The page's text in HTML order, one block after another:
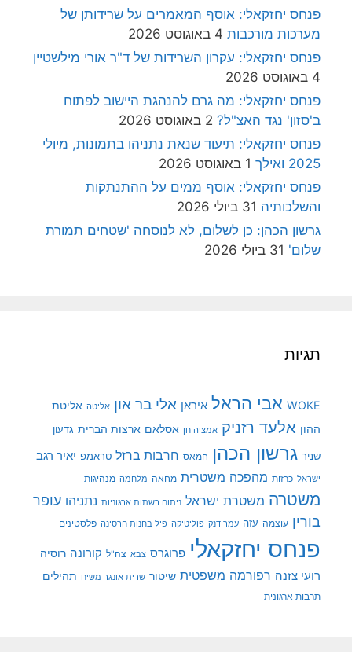
פנחס יחזקאלי: אוסף המאמרים על שרידותן של
מערכות מורכבות 4 באוגוסט 2026
פנחס יחזקאלי: עקרון השרידות של ד"ר אורי מילשטיין
4 באוגוסט 2026
פנחס יחזקאלי: מה גרם להנהגת היישוב לפתוח
ב'סזון' נגד האצ"ל? 2 באוגוסט 2026
פנחס יחזקאלי: תיעוד שנאת נתניהו בתמונות, מיולי
2025 ואילך
1 באוגוסט 2026
פנחס יחזקאלי: אוסף ממים על ההתנתקות
והשלכותיה 31 ביולי 2026
גרשון הכהן: כן לשלום, לא לנוסחה 'שטחים תמורת
שלום' 31 ביולי 2026
תגיות
WOKE אבי הראל איראן אלי בר און אליטה אליטת
ההון אלעד רזניק אמציה חן אסלאם ארצות הברית גדעון
שניר גרשון הכהן חמאס חרבות ברזל טראמפ יאיר רגב
ישראל כרזות מהפכה משטרית מחאה מלחמה מנהיגות
משטרה משטרת ישראל ניתוח רשתות ארגוניות נתניהו עופר
בורין עוצמה עזה עמר דנק פוליטיקה פיל בחנות חרסינה פלסטינים
פנחס יחזקאלי פרוגרס צבא צה"ל קורונה רוסיה
רועי צזנה רפורמה משפטית שיטור שרית אונגר משיח תהילים
תרבות ארגונית